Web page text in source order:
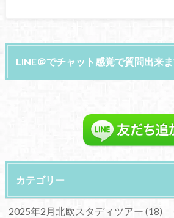
LINE＠でチャット感覚で質問出来ま
カテゴリー
2025年2月北欧スタディツアー (18)